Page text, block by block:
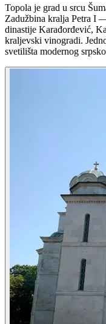
Topola je grad u srcu
Zadužbina kralja Petra I
dinastije Karađorđević,
kraljevski vinogradi.
svetilišta modernog